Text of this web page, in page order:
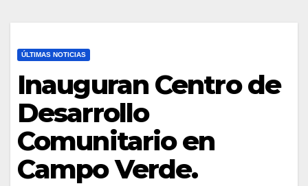
ÚLTIMAS NOTICIAS
Inauguran Centro de
Desarrollo
Comunitario en
Campo Verde.